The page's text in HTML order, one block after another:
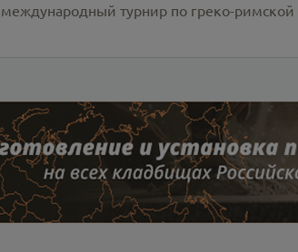
турнир по греко-